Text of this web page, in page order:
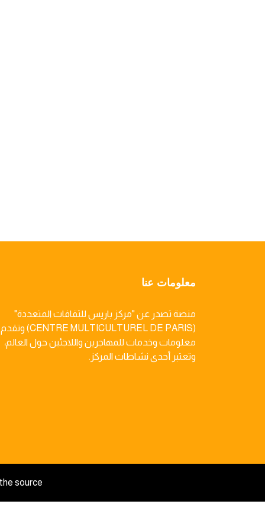
معلومات عنا
منصة تصدر عن "مركز باريس للثقافات المتعددة"
(CENTRE MULTICULTUREL DE PARIS) وتقدم
معلومات وخدمات للمهاجرين واللاجئين حول العالم،
وتعتبر أحدى نشاطات المركز.
source.